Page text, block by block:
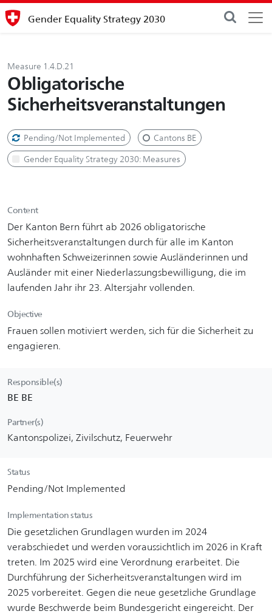
Gender Equality Strategy 2030
Measure 1.4.D.21
Obligatorische
Sicherheitsveranstaltungen
Pending/Not Implemented Cantons BE
Gender Equality Strategy 2030: Measures
Content
Der Kanton Bern führt ab 2026 obligatorische
Sicherheitsveranstaltungen durch für alle im Kanton
wohnhaften Schweizerinnen sowie Ausländerinnen und
Ausländer mit einer Niederlassungsbewilligung, die im
laufenden Jahr ihr 23. Altersjahr vollenden.
Objective
Frauen sollen motiviert werden, sich für die Sicherheit zu
engagieren.
Responsible(s)
BE BE
Partner(s)
Kantonspolizei, Zivilschutz, Feuerwehr
Status
Pending/Not Implemented
Implementation status
Die gesetzlichen Grundlagen wurden im 2024
verabschiedet und werden voraussichtlich im 2026 in Kraft
treten. Im 2025 wird eine Verordnung erarbeitet. Die
Durchführung der Sicherheitsveranstaltungen wird im
2025 vorbereitet. Gegen die neue gesetzliche Grundlage
wurde Beschwerde beim Bundesgericht eingereicht. Der